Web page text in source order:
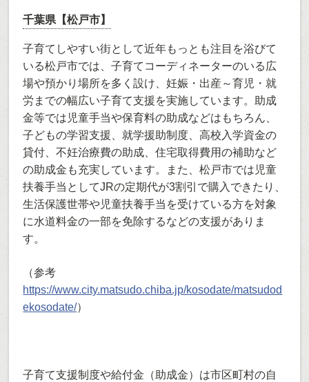
千葉県【松戸市】
子育てしやすい街として近年もっとも注目を浴びて
いる松戸市では、子育てコーディネーターのいる広
場や預かり場所を多く設け、妊娠・出産～育児・就
労までの幅広い子育て支援を実施しています。助成
金等では児童手当や保育料の助成などはもちろん、
子どもの学習支援、就学援助制度、高校入学資金の
貸付、不妊治療費の助成、住宅取得費用の補助など
の助成金も充実しています。また、松戸市では児童
扶養手当としてJRの定期代が3割引で購入できたり、
生活保護世帯や児童扶養手当を受けている方を対象
に水道料金の一部を免除するなどの支援がありま
す。
（参考
https://www.city.matsudo.chiba.jp/kosodate/matsudod
ekosodate/）
子育て支援制度や給付金（助成金）は市区町村の自